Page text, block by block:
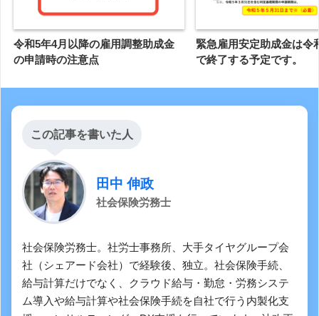
令和5年4月以降の雇用調整助成金
の申請時の注意点
緊急雇用安定助成金は令
で終了する予定です。
この記事を書いた人
田中 伸政
社会保険労務士
社会保険労務士。社労士事務所、大手タイヤグループ会
社（シェアード会社）で経験後、独立。社会保険手続、
給与計算だけでなく、クラウド給与・勤怠・労務システ
ム導入や給与計算や社会保険手続を自社で行う内製化支